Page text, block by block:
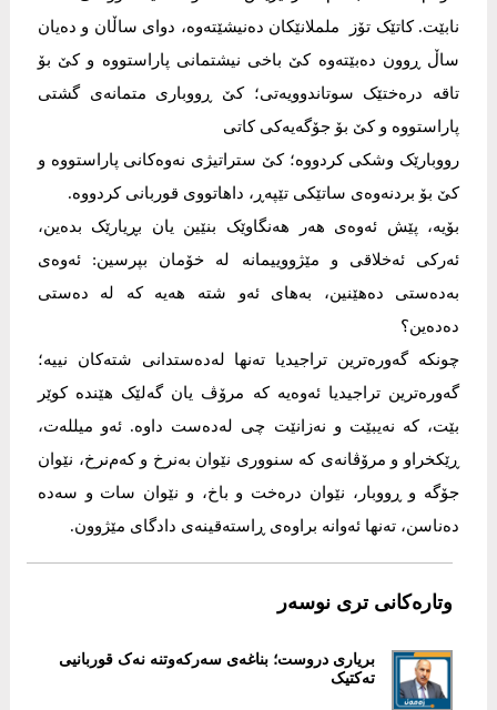
نابێت. کاتێک تۆز ململانێکان دەنیشێتەوە، دوای ساڵان و دەیان
ساڵ ڕوون دەبێتەوە کێ باخی نیشتمانی پاراستووە و کێ بۆ
تاقە درەختێک سوتاندوویەتی؛ کێ ڕووباری متمانەی گشتی
پاراستووە و کێ بۆ جۆگەیەکی کاتی
رووبارێک وشکی کردووە؛ کێ ستراتیژی نەوەکانی پاراستووە و
کێ بۆ بردنەوەی ساتێکی تێپەڕ، داهاتووی قوربانی کردووە.
بۆیە، پێش ئەوەی هەر هەنگاوێک بنێین یان بڕیارێک بدەین،
ئەرکی ئەخلاقی و مێژووییمانە لە خۆمان بپرسین: ئەوەی
بەدەستی دەهێنین، بەهای ئەو شتە هەیە کە لە دەستی
دەدەین؟
چونکە گەورەترین تراجیدیا تەنها لەدەستدانی شتەکان نییە؛
گەورەترین تراجیدیا ئەوەیە کە مرۆڤ یان گەلێک هێندە کوێر
بێت، کە نەیبێت و نەزانێت چی لەدەست داوە. ئەو میللەت،
ڕێکخراو و مرۆڤانەی کە سنووری نێوان بەنرخ و کەم‌نرخ، نێوان
جۆگە و ڕووبار، نێوان درەخت و باخ، و نێوان سات و سەدە
دەناسن، تەنها ئەوانە براوەی ڕاستەقینەی دادگای مێژوون.
وتارەکانی تری نوسەر
بریاری دروست؛ بناغەی سەرکەوتنە نەک قوربانیی
تەکتیک